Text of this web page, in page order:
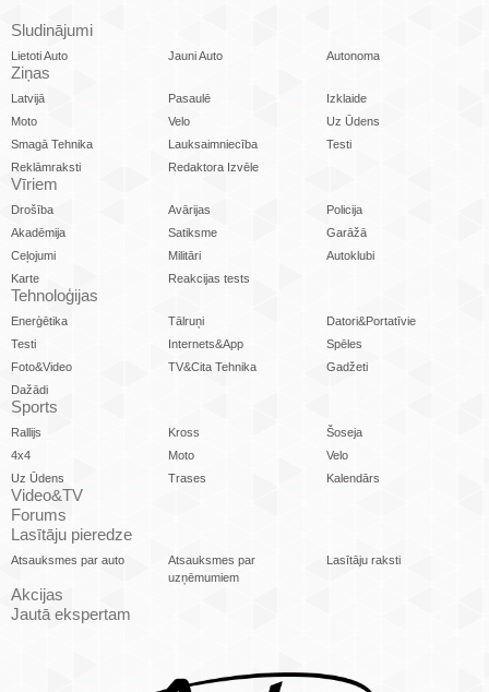
Sludinājumi
Lietoti Auto Jauni Auto Autonoma
Ziņas
Latvijā Pasaulē
Izklaide
Moto
Velo
Uz Ūdens
Smagā Tehnika
Lauksaimniecība
Testi
Reklāmraksti
Redaktora Izvēle
Vīriem
Drošība Avārijas
Policija
Akadēmija
Satiksme
Garāžā
Ceļojumi
Militāri
Autoklubi
Karte
Reakcijas tests
Tehnoloģijas
Enerģētika Tālruņi
Datori&Portatīvie
Testi
Internets&App
Spēles
Foto&Video
TV&Cita Tehnika
Gadžeti
Dažādi
Sports
Rallijs Kross
Šoseja
4x4
Moto
Velo
Uz Ūdens
Trases Kalendārs
Video&TV
Forums
Lasītāju pieredze
Atsauksmes par auto
Atsauksmes par
uzņēmumiem
Lasītāju raksti
Akcijas
Jautā ekspertam